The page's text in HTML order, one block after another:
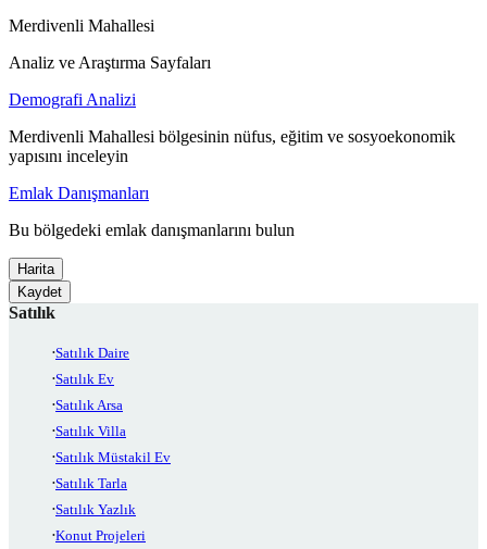
Merdivenli Mahallesi
Analiz ve Araştırma Sayfaları
Demografi Analizi
Merdivenli Mahallesi bölgesinin nüfus, eğitim ve sosyoekonomik
yapısını inceleyin
Emlak Danışmanları
Bu bölgedeki emlak danışmanlarını bulun
Harita
Kaydet
Satılık
Satılık Daire
Satılık Ev
Satılık Arsa
Satılık Villa
Satılık Müstakil Ev
Satılık Tarla
Satılık Yazlık
Konut Projeleri